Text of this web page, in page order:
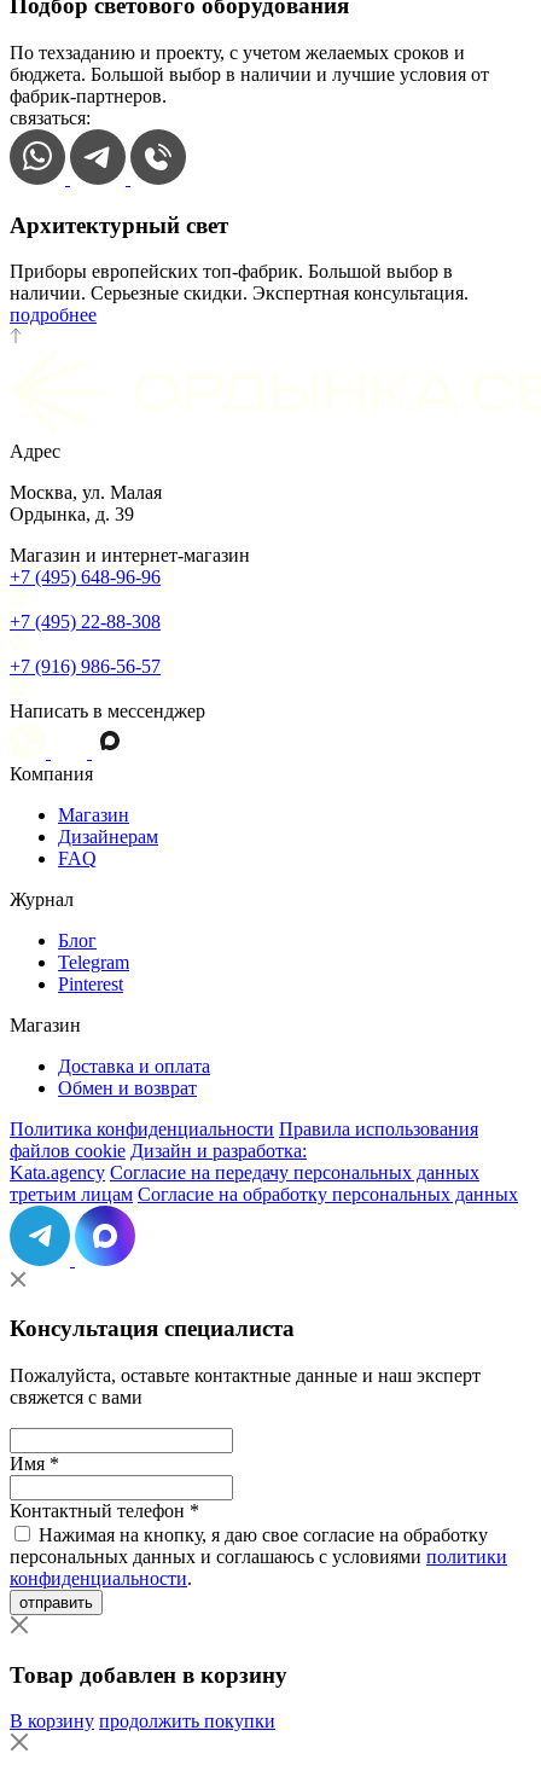
Подбор светового оборудования
По техзаданию и проекту, с учетом желаемых сроков и
бюджета. Большой выбор в наличии и лучшие условия от
фабрик-партнеров.
связаться:
Архитектурный свет
Приборы европейских топ-фабрик. Большой выбор в
наличии. Серьезные скидки. Экспертная консультация.
подробнее
Адрес
Москва, ул. Малая
Ордынка, д. 39
Магазин и интернет-магазин
+7 (495) 648-96-96
+7 (495) 22-88-308
+7 (916) 986-56-57
Написать в мессенджер
Компания
Магазин
Дизайнерам
FAQ
Журнал
Блог
Telegram
Pinterest
Магазин
Доставка и оплата
Обмен и возврат
Политика конфиденциальности Правила использования
файлов cookie Дизайн и разработка:
Kata.agency Согласие на передачу персональных данных
третьим лицам Согласие на обработку персональных данных
Консультация специалиста
Пожалуйста, оставьте контактные данные и наш эксперт
свяжется с вами
Имя *
Контактный телефон *
Нажимая на кнопку, я даю свое согласие на обработку
персональных данных и соглашаюсь с условиями политики
конфиденциальности.
отправить
Товар добавлен в корзину
В корзину продолжить покупки